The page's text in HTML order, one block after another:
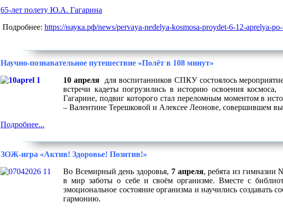
65-лет полету Ю.А. Гагарина
Подробнее: https://наука.рф/news/pervaya-nedelya-kosmosa-proydet-6-12-aprelya-
Научно-познавательное путешествие «Полёт в 108 минут»
10 апрелядля воспитанников СПКУ состоялось
встречи кадеты погрузились в историю освоения
Гагарине, подвиг которого стал переломным моментом в
– Валентине Терешковой и Алексее Леонове, совершившем
Подробнее...
ЗОЖ-игра «Актив! Здоровье! Позитив!»
Во Всемирный день здоровья, 7 апреля, ребята из гимназии
в мир заботы о себе и своём организме. Вместе с
эмоциональное состояние организма и научились создавать
гармонию.